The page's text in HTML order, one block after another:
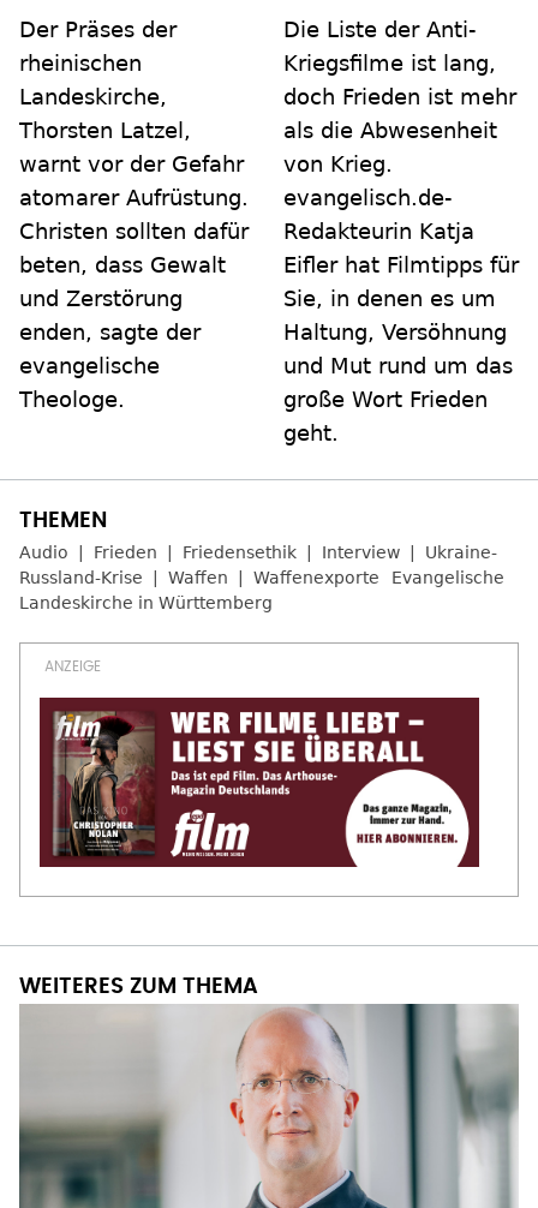
Der Präses der
rheinischen
Landeskirche,
Thorsten Latzel,
warnt vor der Gefahr
atomarer Aufrüstung.
Christen sollten dafür
beten, dass Gewalt
und Zerstörung
enden, sagte der
evangelische
Theologe.
Die Liste der Anti-
Kriegsfilme ist lang,
doch Frieden ist mehr
als die Abwesenheit
von Krieg.
evangelisch.de-
Redakteurin Katja
Eifler hat Filmtipps für
Sie, in denen es um
Haltung, Versöhnung
und Mut rund um das
große Wort Frieden
geht.
Audio Frieden Friedensethik Interview
Ukraine-
Russland-Krise
Waffen Waffenexporte
Evangelische
Landeskirche in Württemberg
WEITERES ZUM THEMA